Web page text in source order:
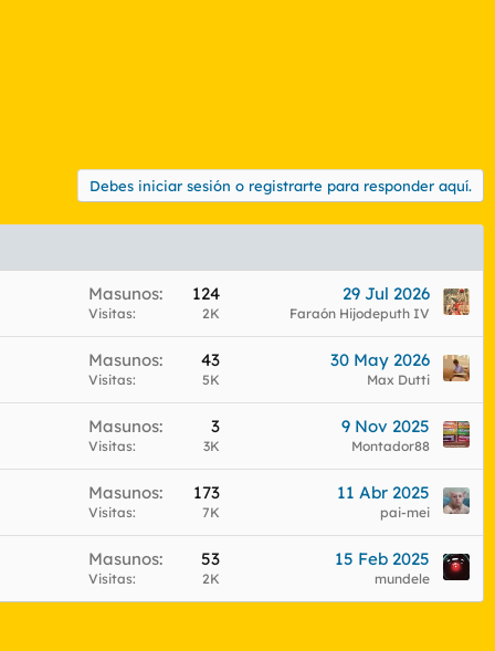
Debes iniciar sesión o registrarte para responder aquí.
Masunos 124
Visitas 2K
29 Jul 2026
Faraón Hijodeputh IV
Masunos 43
Visitas 5K
30 May 2026
Max Dutti
Masunos 3
Visitas 3K
9 Nov 2025
Montador88
Masunos 173
Visitas 7K
11 Abr 2025
pai-mei
Masunos 53
Visitas 2K
15 Feb 2025
mundele